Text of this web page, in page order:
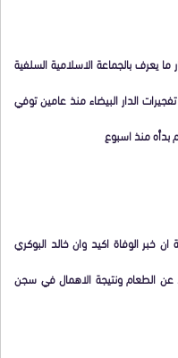
ما يعرف بالجماعة الاسلامية السلفية
الدار البيضاء منذ عامين توفي
بدأه منذ اسبوع
خبر الوفاة اكيد وان خالد البوكري
عن الطعام ونتيجة الاهمال في سجن